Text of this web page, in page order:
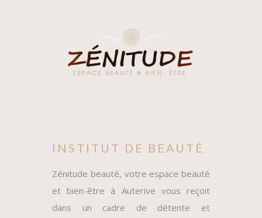
INSTITUT DE BEAUTÉ
Zénitude beauté, votre espace beauté
et bien-être à Auterive vous reçoit
dans un cadre de détente et